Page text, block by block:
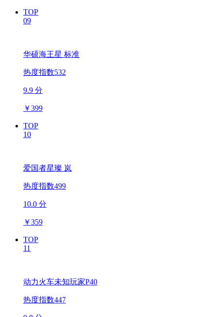
TOP
09
华硕海王星 标准
热度指数532
9.9 分
￥399
TOP
10
爱国者星璨 岚
热度指数499
10.0 分
￥359
TOP
11
动力火车未知玩家P40
热度指数447